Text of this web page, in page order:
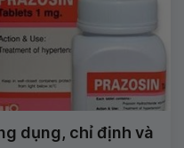
dụng, chỉ định và